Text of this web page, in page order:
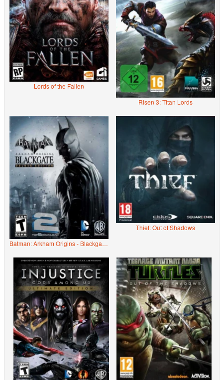
Lords of the Fallen
Risen 3: Titan Lords
Batman: Arkham Origins - Blackgate (Deluxe Edition)
Thief: Out of Shadows